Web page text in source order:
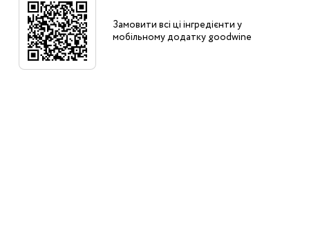
Замовити всі ці інгредієнти у
мобільному додатку goodwine